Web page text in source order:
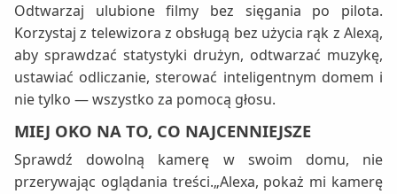
Odtwarzaj ulubione filmy bez sięgania po pilota.
Korzystaj z telewizora z obsługą bez użycia rąk z Alexą,
aby sprawdzać statystyki drużyn, odtwarzać muzykę,
ustawiać odliczanie, sterować inteligentnym domem i
nie tylko — wszystko za pomocą głosu.
MIEJ OKO NA TO, CO NAJCENNIEJSZE
Sprawdź dowolną kamerę w swoim domu, nie
przerywając oglądania treści.„Alexa, pokaż mi kamerę